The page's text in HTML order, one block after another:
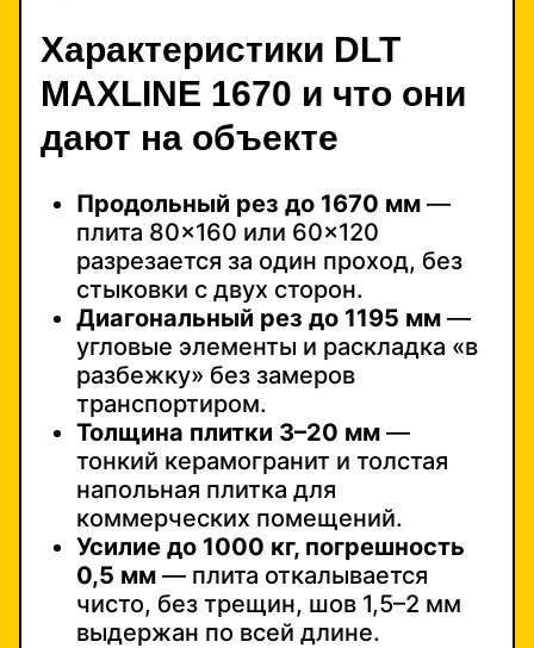
Характеристики DLT
MAXLINE 1670 и что они
дают на объекте
Продольный рез до 1670 мм —
плита 80×160 или 60×120
разрезается за один проход, без
стыковки с двух сторон.
Диагональный рез до 1195 мм —
угловые элементы и раскладка «в
разбежку» без замеров
транспортиром.
Толщина плитки 3–20 мм —
тонкий керамогранит и толстая
напольная плитка для
коммерческих помещений.
Усилие до 1000 кг, погрешность
0,5 мм — плита откалывается
чисто, без трещин, шов 1,5–2 мм
выдержан по всей длине.